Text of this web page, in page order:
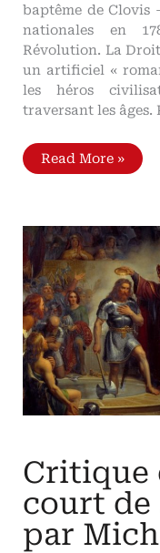
baptême de Clovis
nationales en
Révolution. La
un artificiel «
les héros
traversant les
La
violence
le
professeur
Michel
Rouche
De
la
cruauté
du
paganisme
pré-
chrétien
Read More »
Critique
court de
par